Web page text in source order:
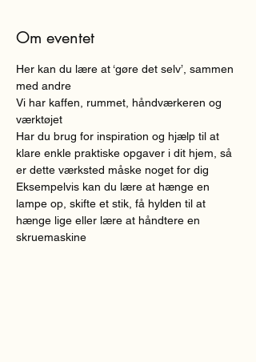
Om eventet
Her kan du lære at ‘gøre det selv’, sammen
med andre
Vi har kaffen, rummet, håndværkeren og
værktøjet
Har du brug for inspiration og hjælp til at
klare enkle praktiske opgaver i dit hjem, så
er dette værksted måske noget for dig
Eksempelvis kan du lære at hænge en
lampe op, skifte et stik, få hylden til at
hænge lige eller lære at håndtere en
skruemaskine